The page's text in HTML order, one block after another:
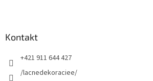
Kontakt
+421 911 644 427
/lacnedekoraciee/